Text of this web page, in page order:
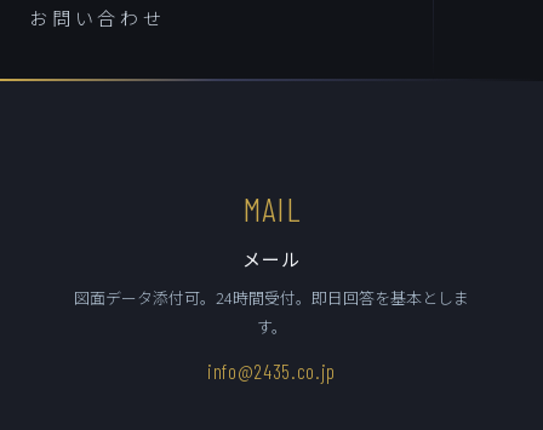
お問い合わせ
MAIL
メール
図面データ添付可。24時間受付。即日回答を基本としま
す。
info@2435.co.jp